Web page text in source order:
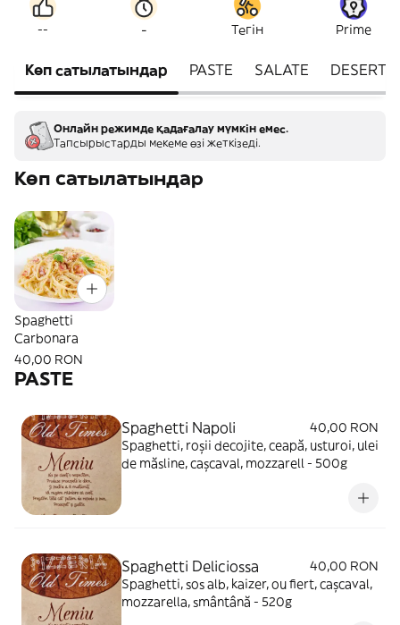
-- - Тегін Prime
Көп сатылатындар PASTE SALATE DESERT
Онлайн режимде қадағалау мүмкін емес.
Тапсырыстарды мекеме өзі жеткізеді.
Көп сатылатындар
Spaghetti
Carbonara
40,00 RON
PASTE
Spaghetti Napoli
40,00 RON
Spaghetti, roșii decojite, ceapă, usturoi, ulei
de măsline, cașcaval, mozzarell - 500g
Spaghetti Deliciossa
40,00 RON
Spaghetti, sos alb, kaizer, ou fiert, cașcaval,
mozzarella, smântână - 520g